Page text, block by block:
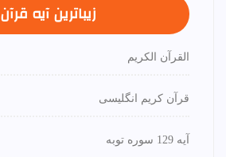
زیباترین آیه قرآن
القرآن الكريم
قرآن کریم انگلیسی
آیه 129 سوره توبه